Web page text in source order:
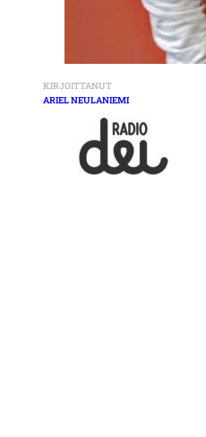
KIRJOITTANUT
ARIEL NEULANIEMI